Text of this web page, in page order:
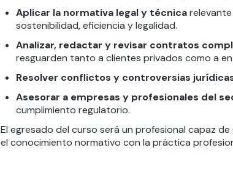
Aplicar la normativa legal y técnicarelevante
sostenibilidad, eficiencia y legalidad.
Analizar, redactar y revisar contratos
resguarden tanto a clientes privados como a
Resolver conflictos y controversias
Asesorar a empresas y profesionales del
cumplimiento regulatorio.
El egresado del curso será un profesional capaz de
el conocimiento normativo con la práctica